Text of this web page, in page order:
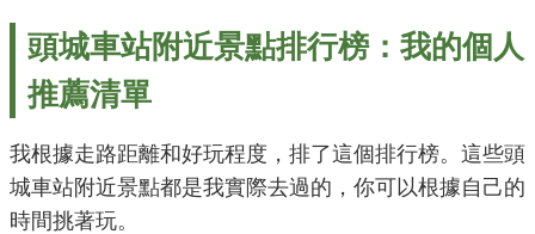
頭城車站附近景點排行榜：我的個人
推薦清單
我根據走路距離和好玩程度，排了這個排行榜。這些頭
城車站附近景點都是我實際去過的，你可以根據自己的
時間挑著玩。